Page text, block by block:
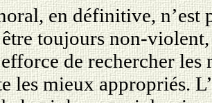
en définitive, n’est
toujours non-
de rechercher les
les mieux appropriés.